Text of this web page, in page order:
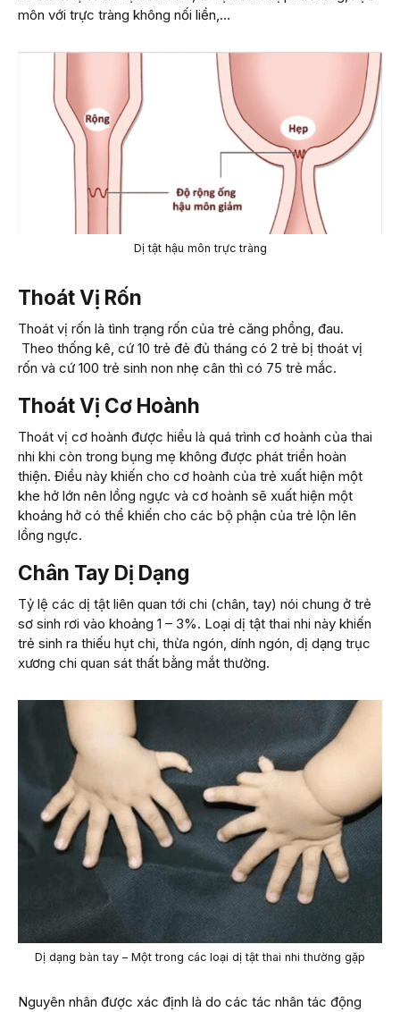
môn với trực tràng không nối liền,…
Dị tật hậu môn trực tràng
Thoát Vị Rốn
Thoát vị rốn là tình trạng rốn của trẻ căng phồng, đau.
Theo thống kê, cứ 10 trẻ đẻ đủ tháng có 2 trẻ bị thoát vị
rốn và cứ 100 trẻ sinh non nhẹ cân thì có 75 trẻ mắc.
Thoát Vị Cơ Hoành
Thoát vị cơ hoành được hiểu là quá trình cơ hoành của thai
nhi khi còn trong bụng mẹ không được phát triển hoàn
thiện. Điều này khiến cho cơ hoành của trẻ xuất hiện một
khe hở lớn nên lồng ngực và cơ hoành sẽ xuất hiện một
khoảng hở có thể khiến cho các bộ phận của trẻ lộn lên
lồng ngực.
Chân Tay Dị Dạng
Tỷ lệ các dị tật liên quan tới chi (chân, tay) nói chung ở trẻ
sơ sinh rơi vào khoảng 1 – 3%. Loại dị tật thai nhi này khiến
trẻ sinh ra thiếu hụt chi, thừa ngón, dính ngón, dị dạng trục
xương chi quan sát thất bằng mắt thường.
Dị dạng bàn tay – Một trong các loại dị tật thai nhi thường gặp
Nguyên nhân được xác định là do các tác nhân tác động